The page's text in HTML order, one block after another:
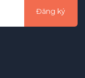
Đăng ký